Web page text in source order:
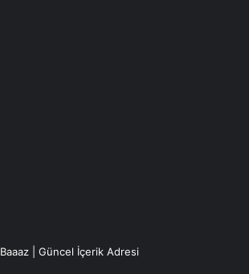
Baaaz | Güncel İçerik Adresi